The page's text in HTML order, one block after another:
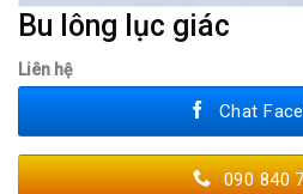
Bu lông lục giác
Liên hệ
Chat
090 840